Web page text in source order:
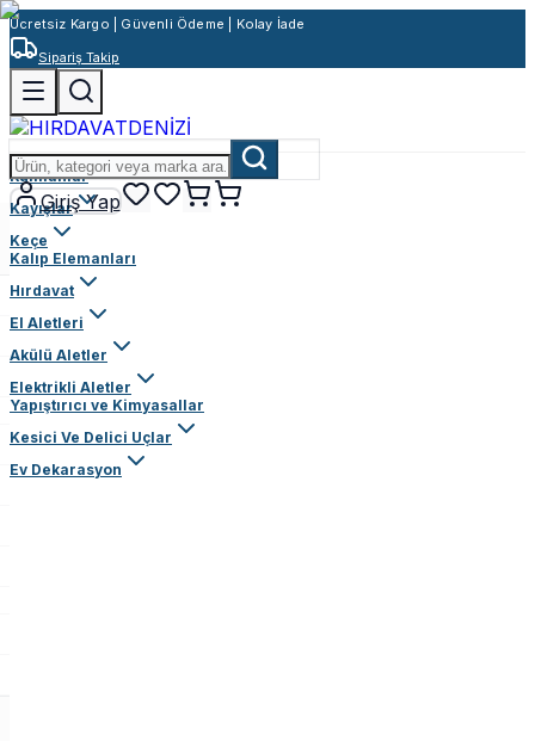
Ücretsiz Kargo | Güvenli Ödeme | Kolay İade
Sipariş Takip
Giriş Yap
Rulmanlar
Kayışlar
Keçe
Kalıp Elemanları
Hırdavat
El Aletleri
Akülü Aletler
Elektrikli Aletler
Yapıştırıcı ve Kimyasallar
Kesici Ve Delici Uçlar
Ev Dekarasyon